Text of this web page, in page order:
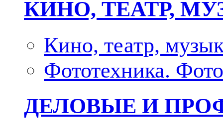
КИНО, ТЕАТР,
Кино, театр,
Фототехника.
ДЕЛОВЫЕ И